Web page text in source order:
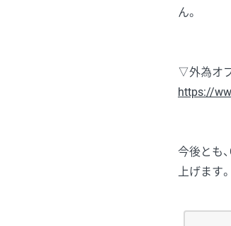
ん。
▽外為オ
https://
今後とも
上げます。